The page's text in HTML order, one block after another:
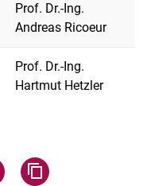
Prof. Dr.-Ing.
Andreas Ricoeur
Prof. Dr.-Ing.
Hartmut Hetzler
teilen
WhatsApp teilen
Seite über Facebook